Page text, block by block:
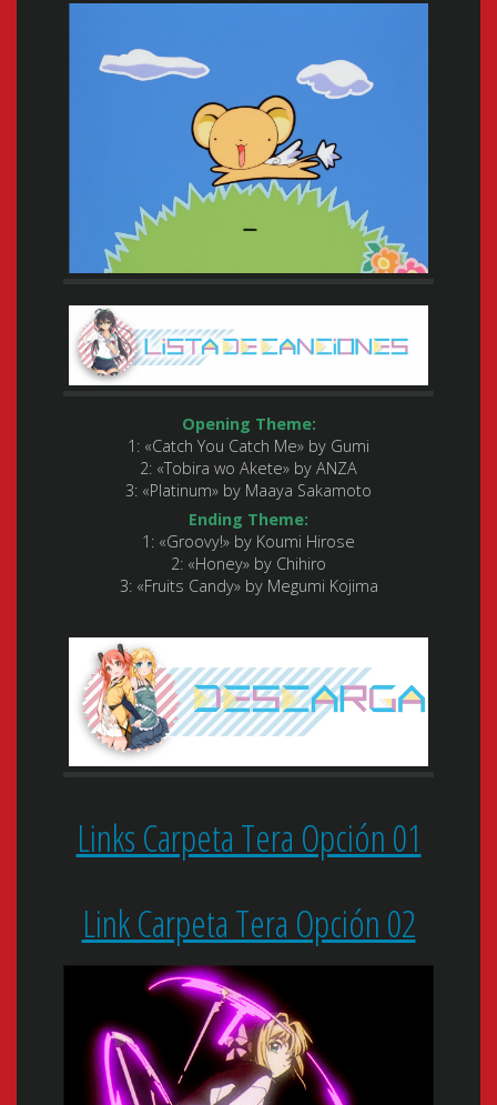
Opening Theme:
1: «Catch You Catch Me» by Gumi
2: «Tobira wo Akete» by ANZA
3: «Platinum» by Maaya Sakamoto
Ending Theme:
1: «Groovy!» by Koumi Hirose
2: «Honey» by Chihiro
3: «Fruits Candy» by Megumi Kojima
Links Carpeta Tera Opción 01
Link Carpeta Tera Opción 02